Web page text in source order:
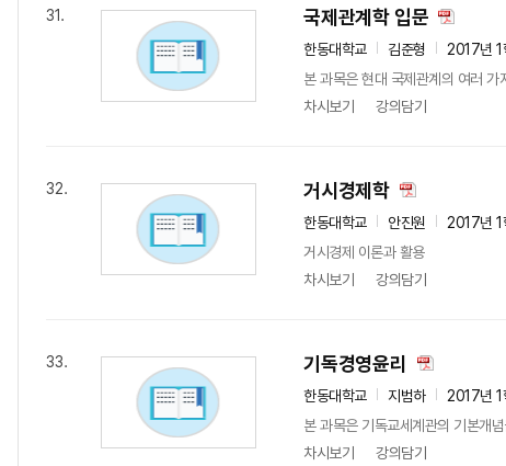
31. 국제관계학 입문
한동대학교 김준형
2017년 1
본 과목은 현대 국제관계의 여러
차시보기
강의담기
32. 거시경제학
한동대학교 안진원
2017년 1
거시경제 이론과 활용
차시보기
강의담기
33. 기독경영윤리
한동대학교 지범하
2017년 1
본 과목은 기독교세계관의 기본개
차시보기
강의담기